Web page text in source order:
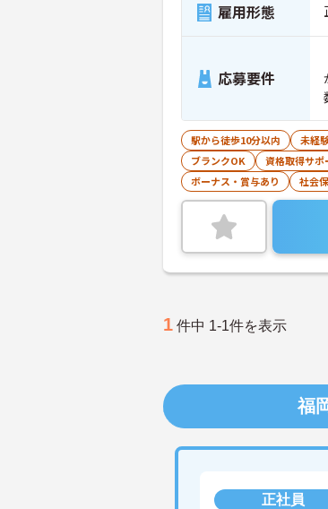
雇用形態
応募要件
駅から徒歩10分以内 未経
ブランクOK
資格取得サポ
ボーナス・賞与あり
社会
1 件中 1-1件を表示
福
正社員